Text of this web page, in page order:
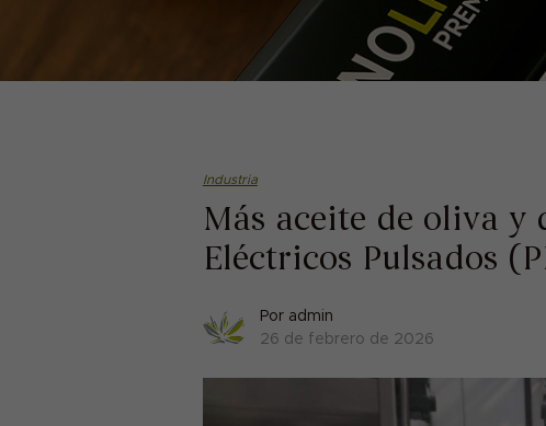
Industria
Más aceite de oliva y
Eléctricos Pulsados
Por admin
26 de febrero de 2026